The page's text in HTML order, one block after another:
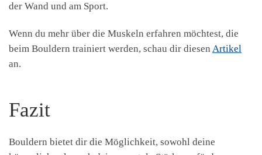
der Wand und am Sport.
Wenn du mehr über die Muskeln erfahren möchtest, die
beim Bouldern trainiert werden, schau dir diesen Artikel
an.
Fazit
Bouldern bietet dir die Möglichkeit, sowohl deine